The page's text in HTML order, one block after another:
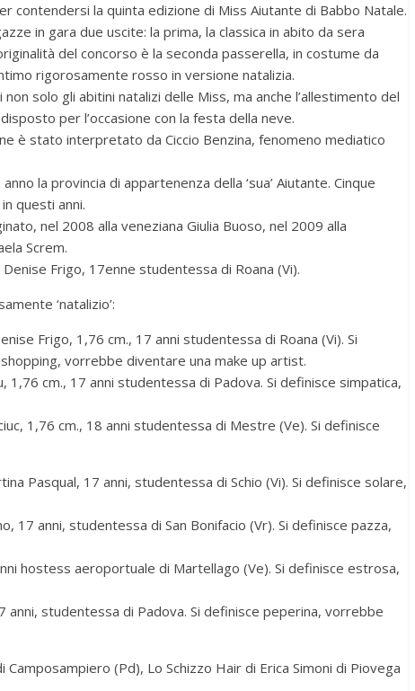
contendersi la quinta edizione di Miss Aiutante di Babbo Natale.
in gara due uscite: la prima, la classica in abito da sera
del concorso è la seconda passerella, in costume da
rigorosamente rosso in versione natalizia.
non solo gli abitini natalizi delle Miss, ma anche l’allestimento del
per l’occasione con la festa della neve.
è stato interpretato da Ciccio Benzina, fenomeno mediatico
la provincia di appartenenza della ‘sua’ Aiutante. Cinque
questi anni.
nel 2008 alla veneziana Giulia Buoso, nel 2009 alla
Screm.
Frigo, 17enne studentessa di Roana (Vi).
‘natalizio’:
Frigo, 1,76 cm., 17 anni studentessa di Roana (Vi). Si
vorrebbe diventare una make up artist.
1,76 cm., 17 anni studentessa di Padova. Si definisce simpatica,
1,76 cm., 18 anni studentessa di Mestre (Ve). Si definisce
Pasqual, 17 anni, studentessa di Schio (Vi). Si definisce solare,
17 anni, studentessa di San Bonifacio (Vr). Si definisce pazza,
hostess aeroportuale di Martellago (Ve). Si definisce estrosa,
anni, studentessa di Padova. Si definisce peperina, vorrebbe
(Pd), Lo Schizzo Hair di Erica Simoni di Piovega